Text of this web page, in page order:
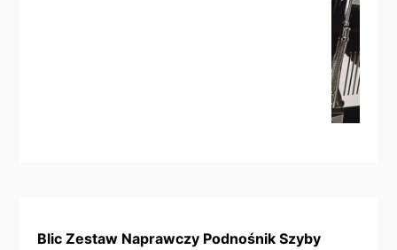
Blic Zestaw Naprawczy Podnośnik Szyby